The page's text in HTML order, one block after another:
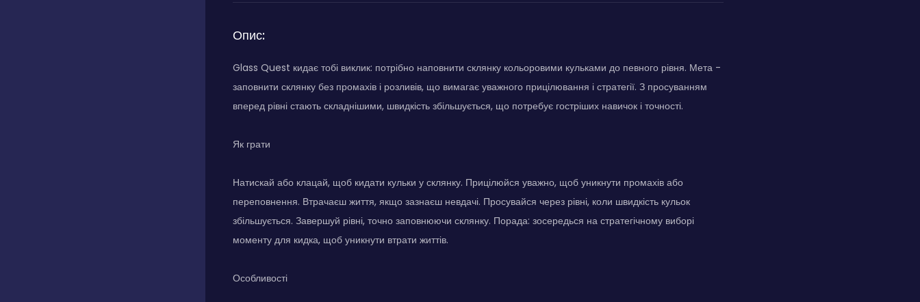
Опис:
Glass Quest кидає тобі виклик: потрібно наповнити склянку кольоровими кульками до певного рівня. Мета -
заповнити склянку без промахів і розливів, що вимагає уважного прицілювання і стратегії. З просуванням
вперед рівні стають складнішими, швидкість збільшується, що потребує гостріших навичок і точності.
Як грати
Натискай або клацай, щоб кидати кульки у склянку. Прицілюйся уважно, щоб уникнути промахів або
переповнення. Втрачаєш життя, якщо зазнаєш невдачі. Просувайся через рівні, коли швидкість кульок
збільшується. Завершуй рівні, точно заповнюючи склянку. Порада: зосередься на стратегічному виборі
моменту для кидка, щоб уникнути втрати життів.
Особливості